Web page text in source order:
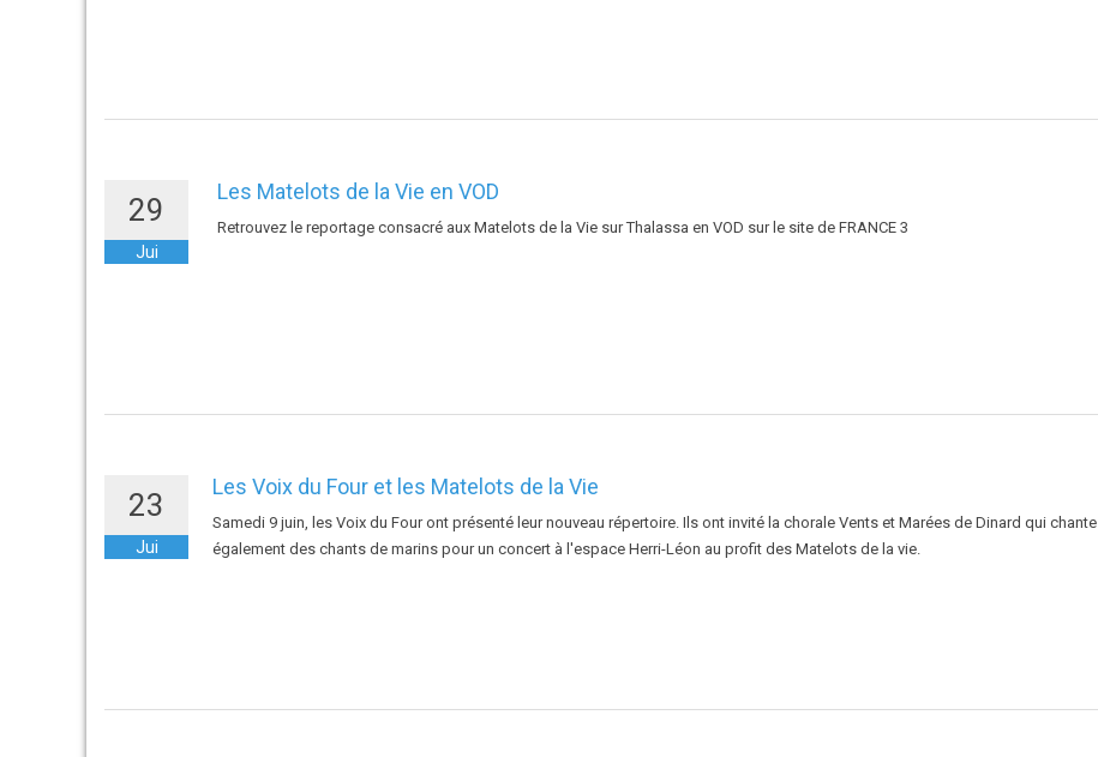
29
Jui
Les Matelots de la Vie en VOD
Retrouvez le reportage consacré aux Matelots de la Vie sur Thalassa en VOD sur le site de FRANCE 3
23
Jui
Les Voix du Four et les Matelots de la Vie
Samedi 9 juin, les Voix du Four ont présenté leur nouveau répertoire. Ils ont invité la chorale Vents et Marées de Dinard qui chante
également des chants de marins pour un concert à l'espace Herri-Léon au profit des Matelots de la vie.